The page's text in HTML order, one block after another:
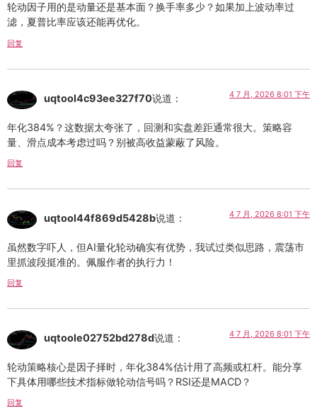
轮动因子用的是动量还是基本面？换手率多少？如果加上波动率过
滤，夏普比率应该还能再优化。
回复
uqtool4c93ee327f70说道： 4 7 月, 2026 8:01 下午
年化384%？这数据太夸张了，回测和实盘差距通常很大。策略容
量、滑点成本考虑过吗？别被高收益蒙蔽了风险。
回复
uqtool44f869d5428b说道： 4 7 月, 2026 8:01 下午
虽然数字吓人，但AI量化轮动确实有优势，我试过类似思路，震荡市
里抓波段挺准的。佩服作者的执行力！
回复
uqtoole02752bd278d说道： 4 7 月, 2026 8:01 下午
轮动策略核心是因子择时，年化384%估计用了高频或杠杆。能分享
下具体用哪些技术指标做轮动信号吗？RSI还是MACD？
回复